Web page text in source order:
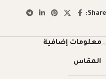
Share:
معلومات إضافية
المقاس